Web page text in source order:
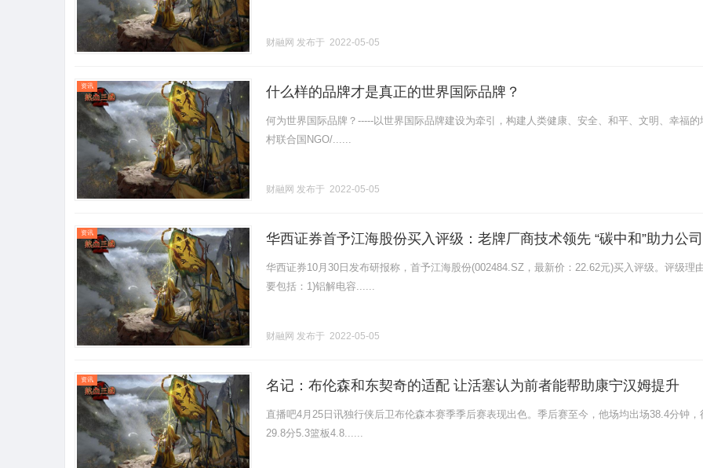
财融网 发布于 2022-05-05
资讯 什么样的品牌才是真正的世界国际品牌？
何为世界国际品牌？-----以世界国际品牌建设为牵引，构建人类健康、安全、和平、文明、幸福的
村联合国NGO/......
财融网 发布于 2022-05-05
资讯
华西证券首予江海股份买入评级：老牌厂商技术领先 “碳中和”助力公
航
华西证券10月30日发布研报称，首予江海股份(002484.SZ，最新价：22.62元)买入评级。评级理
要包括：1)铝解电容......
财融网 发布于 2022-05-05
资讯 名记：布伦森和东契奇的适配 让活塞认为前者能帮助康宁汉姆提升
直播吧4月25日讯独行侠后卫布伦森本赛季季后赛表现出色。季后赛至今，他场均出场38.4分钟，
29.8分5.3篮板4.8......